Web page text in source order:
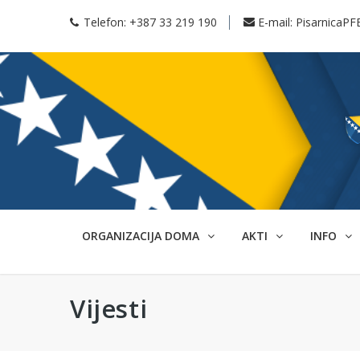
Telefon: +387 33 219 190 E-mail:
ORGANIZACIJA DOMA AKTI INFO
Vijesti